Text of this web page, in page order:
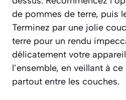
de pommes de terre, puis
Terminez par une jolie
terre pour un rendu
délicatement votre
l’ensemble, en veillant à
partout entre les couches.